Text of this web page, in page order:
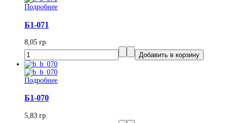
Подробнее
Б1-071
8,05 гр.
Подробнее
Б1-070
5,83 гр.